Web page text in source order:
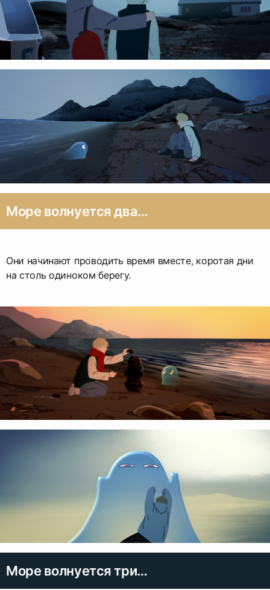
Море волнуется два…
Они начинают проводить время вместе, коротая дни
на столь одиноком берегу.
Море волнуется три…